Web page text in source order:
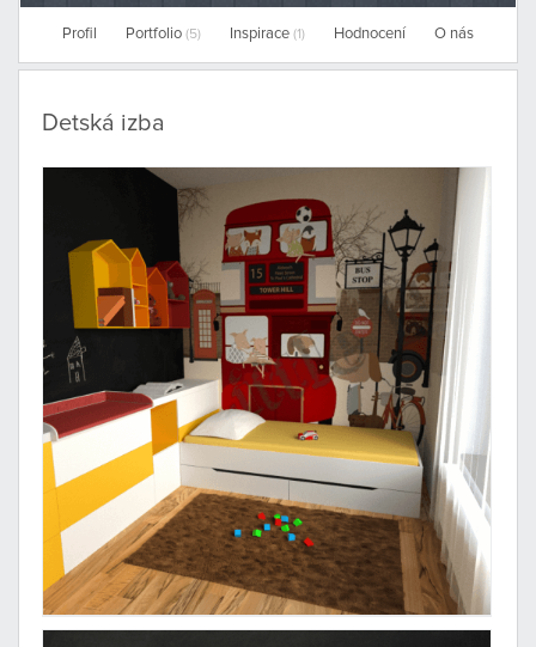
Profil Portfolio (5) Inspirace (1) Hodnocení O nás
Detská izba